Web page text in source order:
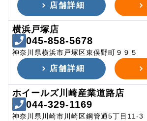
店舗詳細
横浜戸塚店
045-858-5678
神奈川県横浜市戸塚区東俣野町９９５
店舗詳細
ホイールズ川崎産業道路店
044-329-1169
神奈川県川崎市川崎区鋼管通5丁目11-3